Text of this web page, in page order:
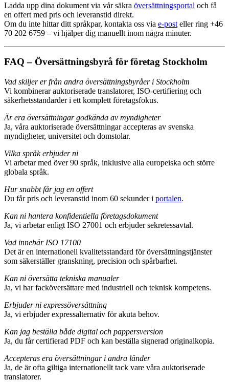
Ladda upp dina dokument via vår säkra översättningsportal och få
en offert med pris och leveranstid direkt.
Om du inte hittar ditt språkpar, kontakta oss via e-post eller ring +46
70 202 6759 – vi hjälper dig manuellt inom några minuter.
FAQ – Översättningsbyrå för företag Stockholm
Vad skiljer er från andra översättningsbyråer i Stockholm
Vi kombinerar auktoriserade translatorer, ISO-certifiering och
säkerhetsstandarder i ett komplett företagsfokus.
Är era översättningar godkända av myndigheter
Ja, våra auktoriserade översättningar accepteras av svenska
myndigheter, universitet och domstolar.
Vilka språk erbjuder ni
Vi arbetar med över 90 språk, inklusive alla europeiska och större
globala språk.
Hur snabbt får jag en offert
Du får pris och leveranstid inom 60 sekunder i portalen.
Kan ni hantera konfidentiella företagsdokument
Ja, vi arbetar enligt ISO 27001 och erbjuder sekretessavtal.
Vad innebär ISO 17100
Det är en internationell kvalitetsstandard för översättningstjänster
som säkerställer granskning, precision och spårbarhet.
Kan ni översätta tekniska manualer
Ja, vi har facköversättare med industriell och teknisk kompetens.
Erbjuder ni expressöversättning
Ja, vi erbjuder expressalternativ för akuta behov.
Kan jag beställa både digital och pappersversion
Ja, du får certifierad PDF och kan beställa signerad originalkopia.
Accepteras era översättningar i andra länder
Ja, de är ofta giltiga internationellt tack vare våra auktoriserade
translatorer.